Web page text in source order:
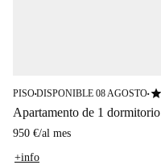
PISO■DISPONIBLE 08 AGOSTO■star
Apartamento de 1
950 €/al mes
+info